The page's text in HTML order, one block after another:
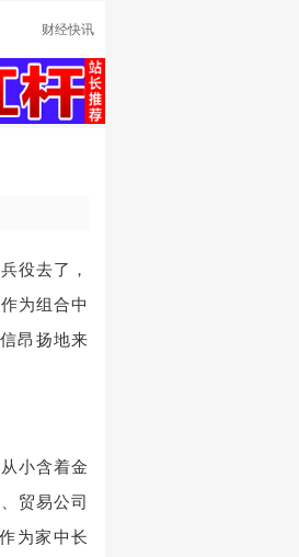
财经快讯
役去了，
为组合中
昂扬地来
小含着金
贸易公司
为家中长